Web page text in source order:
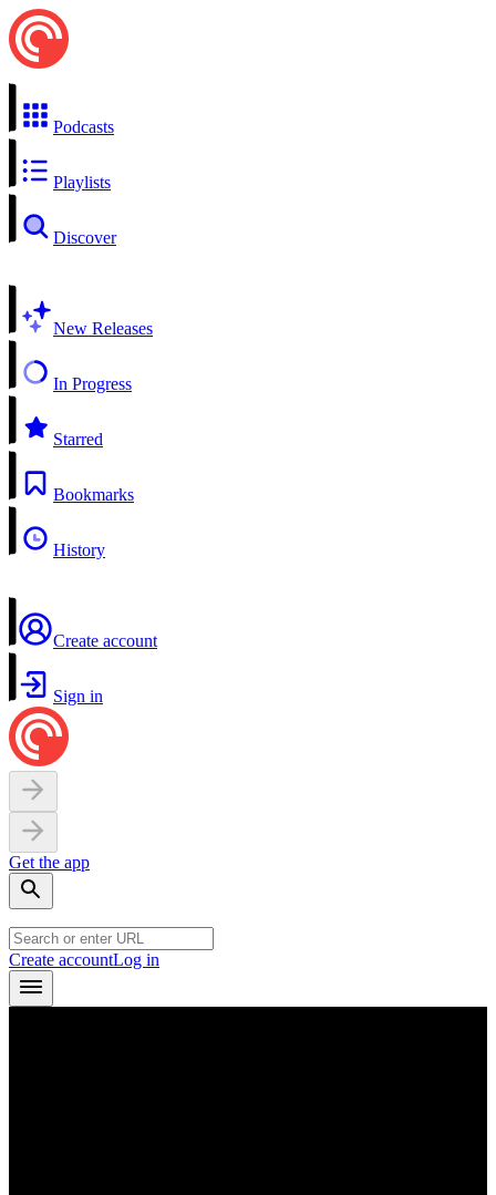
Podcasts
Playlists
Discover
New Releases
In Progress
Starred
Bookmarks
History
Create account
Sign in
Get the app
Create accountLog in